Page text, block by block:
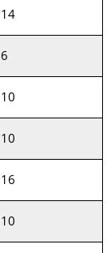
14
6
10
10
16
10